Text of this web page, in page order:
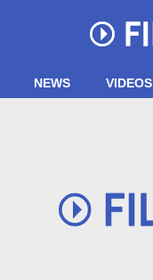
NEWS VIDEOS